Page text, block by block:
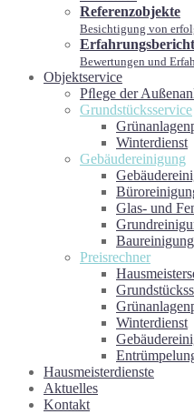
Referenzobjekte
Besichtigung von
Bewertungen und
Objektservice
Pﬂege der
Grundstücksservice
Winterdienst
Gebäudereinigung
Glas- und
Baureinigung
Preisrechner
Winterdienst
Hausmeisterdienste
Aktuelles
Kontakt